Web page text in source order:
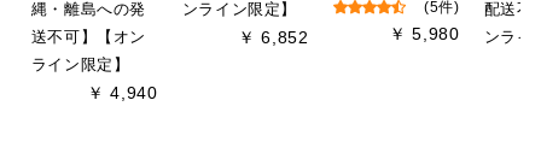
縄・離島への発
送不可】【オン
ライン限定】
￥ 4,940
ンライン限定】
￥ 6,852
(5件)
￥ 5,980
配送不
ンライ